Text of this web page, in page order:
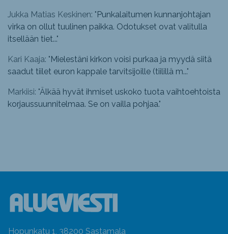
Jukka Matias Keskinen: "Punkalaitumen kunnanjohtajan
virka on ollut tuulinen paikka. Odotukset ovat valitulla
itsellään tiet..."
Kari Kaaja: "Mielestäni kirkon voisi purkaa ja myydä siitä
saadut tiilet euron kappale tarvitsijoille (tiilillä m..."
Markiisi: "Älkää hyvät ihmiset uskoko tuota vaihtoehtoista
korjaussuunnitelmaa. Se on vailla pohjaa."
Hopunkatu 1, 38200 Sastamala